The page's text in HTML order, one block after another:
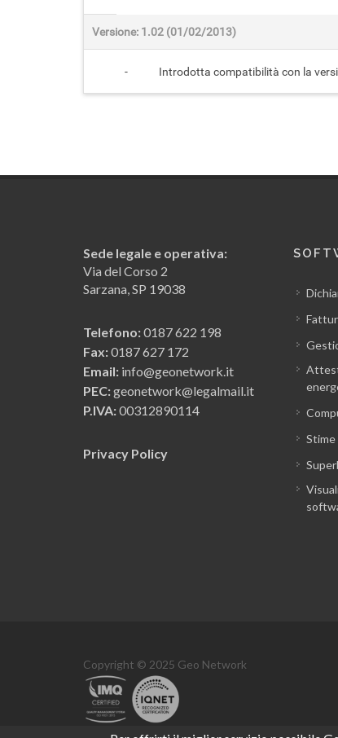
Versione: 1.02 (01/02/2013)
- Introdotta compatibilità con la
Sede legale e operativa:
Via del Corso 2
Sarzana, SP 19038
Telefono:0187 622 198
Fax:0187 627 172
Email: info@geonetwork.it
PEC:geonetwork@legalmail.it
P.IVA:00312890114
Privacy Policy
Stime
Copyright © 2025 Geo Network